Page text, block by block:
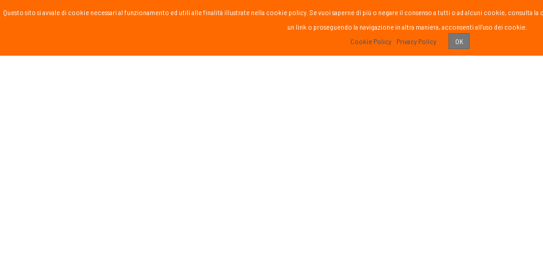
Questo sito si avvale di cookie necessari al funzionamento ed utili alle finalità illustrate nella cookie policy. Se vuoi saperne di più o negare il consenso a tutti o ad alcuni cookie, consulta
un link o proseguendo la navigazione in altra maniera, acconsenti all'uso dei cookie.
Cookie Policy
Privacy Policy OK